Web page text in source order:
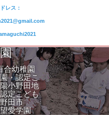
レス：
百合幼
合幼稚園
・認定こ
小野田地
定こども
田市
望愛学園